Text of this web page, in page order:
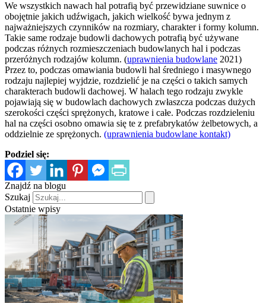
We wszystkich nawach hal potrafią być przewidziane suwnice o
obojętnie jakich udźwigach, jakich wielkość bywa jednym z
najważniejszych czynników na rozmiary, charakter i formy kolumn.
Takie same rodzaje budowli dachowych potrafią być używane
podczas różnych rozmieszczeniach budowlanych hal i podczas
przeróżnych rodzajów kolumn. (uprawnienia budowlane 2021)
Przez to, podczas omawiania budowli hal średniego i masywnego
rodzaju najlepiej wyjdzie, rozdzielić je na części o takich samych
charakterach budowli dachowej. W halach tego rodzaju zwykle
pojawiają się w budowlach dachowych zwłaszcza podczas dużych
szerokości części sprężonych, kratowe i całe. Podczas rozdzieleniu
hal na części osobno omawia się te z prefabrykatów żelbetowych, a
oddzielnie ze sprężonych. (uprawnienia budowlane kontakt)
Podziel się:
Znajdź na blogu
Szukaj
Ostatnie wpisy